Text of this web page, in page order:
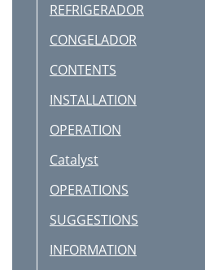
REFRIGERADOR
CONGELADOR
CONTENTS
INSTALLATION
OPERATION
Catalyst
OPERATIONS
SUGGESTIONS
INFORMATION